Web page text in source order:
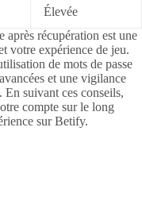
Élevée
après récupération est une
votre expérience de jeu.
de mots de passe
et une vigilance
En suivant ces conseils,
compte sur le long
sur Betify.